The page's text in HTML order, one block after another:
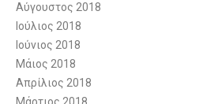
Αύγουστος 2018
Ιούλιος 2018
Ιούνιος 2018
Μάιος 2018
Απρίλιος 2018